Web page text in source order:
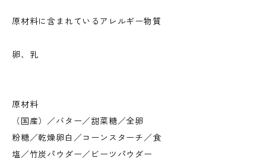
原材料に含まれているアレルギー物質
卵、乳
原材料
（国産）／バター／甜菜糖／全卵
粉糖／乾燥卵白／コーンスターチ／食
塩／竹炭パウダー／ビーツパウダー